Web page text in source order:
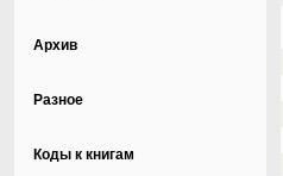
Архив
Разное
Коды к книгам